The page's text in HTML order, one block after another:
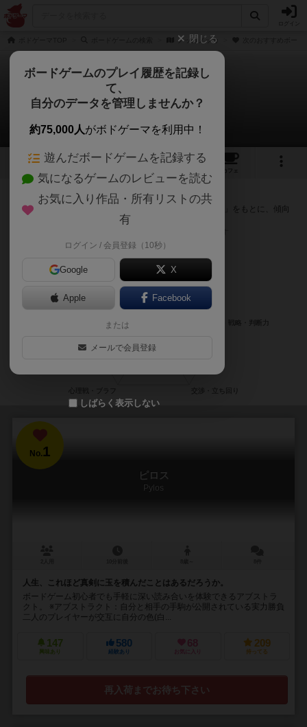
ノッカノッカ
ノッカノッカ
次のおすすめボードゲーム
8 17
カフェ
『ノッカノッカ』が好きな方へのおすすめ
このゲームのトップページで投票された「プレイ感の評価」をもとに、傾向
が近いボードゲームをランキング形式で紹介します。
No.1
ピロス
Pylos
人生、これほど真剣に玉を積んだことはあるだろうか。
ボードゲーム初心者でも手軽に深い読み合いを体験できるアブストラ
クト。 ※アブストラクト：自分と相手の手駒が公開されている実力勝負
二人のプレイヤーが交互に自分の色(白...
147
興味あり
580
経験あり
68
お気に入り
209
持ってる
再入荷までお待ち下さい
閉じる
ボードゲームのプレイ履歴を記録し
て、
自分のデータを管理しませんか？
約75,000人がボドゲーマを利用中！
遊んだボードゲームを記録する
気になるゲームのレビューを読む
お気に入り作品・所有リストの共
有
ログイン / 会員登録（10秒）
Google X
Apple Facebook
または
メールで会員登録
しばらく表示しない